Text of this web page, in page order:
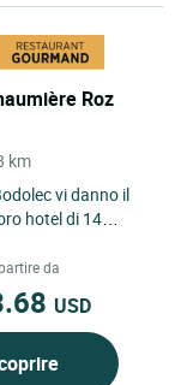
Roz
km
vi danno il
hotel di 14
da
USD